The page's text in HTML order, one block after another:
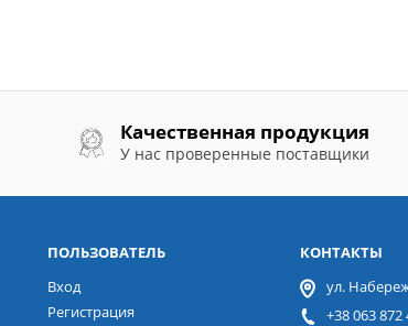
Качественная продукция
У нас проверенные поставщики
ПОЛЬЗОВАТЕЛЬ
Вход
Регистрация
КОНТАКТЫ
ул.
+38 063 872